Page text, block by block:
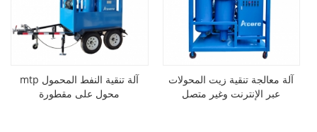
mtp آلة تنقية النفط المحمول
محول على مقطورة
آلة معالجة تنقية زيت المحولات
عبر الإنترنت وغير متصل